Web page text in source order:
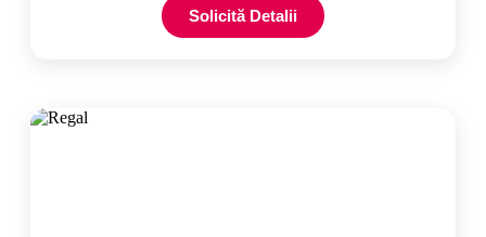
Solicită Detalii